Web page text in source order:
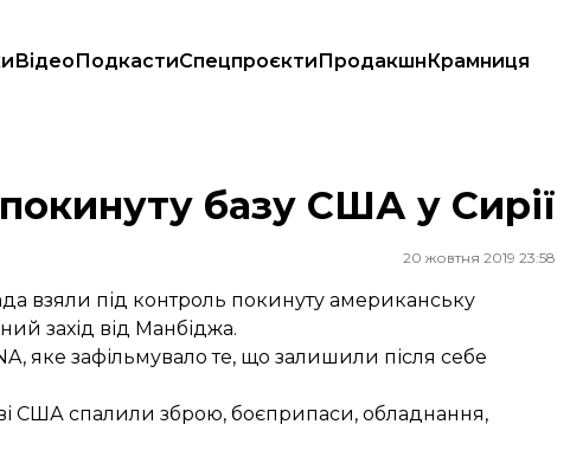
ВідеоПодкастиСпецпроєктиПродакшнКрамниця
базу США у Сирії
20 жовтня 2019 23:58
взяли під контроль покинуту американську
захід від Манбіджа.
яке зафільмувало те, що залишили після себе
США спалили зброю, боєприпаси, обладнання,